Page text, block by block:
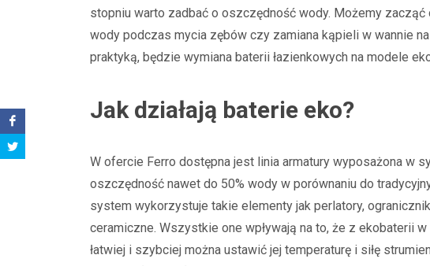
stopniu warto zadbać o oszczędność wody. Możemy zacząć
wody podczas mycia zębów czy zamiana kąpieli w wannie
praktyką, będzie wymiana baterii łazienkowych na modele
Jak działają baterie eko?
W ofercie Ferro dostępna jest linia armatury wyposażona w
oszczędność nawet do 50% wody w porównaniu do
system wykorzystuje takie elementy jak perlatory,
ceramiczne. Wszystkie one wpływają na to, że z ekobaterii
łatwiej i szybciej można ustawić jej temperaturę i siłę